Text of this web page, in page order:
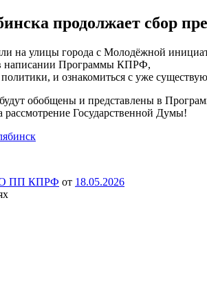
продолжает сбор
на улицы города с Молодёжной
написании Программы КПРФ,
и ознакомиться с уже
обобщены и представлены в
рассмотрение Государственной Думы!
ПП КПРФ от 18.05.2026